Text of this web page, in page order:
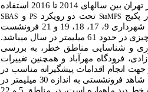
بین سال
های 2014 تا 2016 استفاده
پکیج StaMPS تحت دو رویکرد PS و SBAS
استفاده شد و نتایج هر دو روش پردازش نشان داد که در قسمت جنوب غربی شهر تهران و در مناطق شهرداری 9، 17، 18، 19 و 21 فرونشست
حدود 61 میلی
متر در سال می­باشد.
و شناسایی مناطق خطر، به بررسی
فرودگاه مهرآباد و همچنین تغییرات
انجام اقدامات پیشگیرانه مناسب در
به اندازه 30 میلی
متر در